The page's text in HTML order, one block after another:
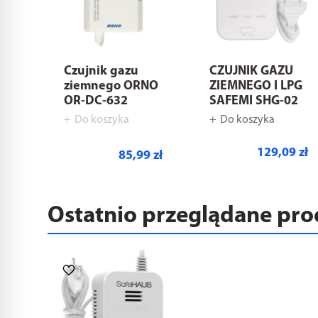
Czujnik gazu
ziemnego ORNO
OR-DC-632
Do koszyka
85,99 zł
CZUJNIK GAZU
ZIEMNEGO I LPG
SAFEMI SHG-02
Do koszyka
129,09 zł
Ostatnio przeglądane